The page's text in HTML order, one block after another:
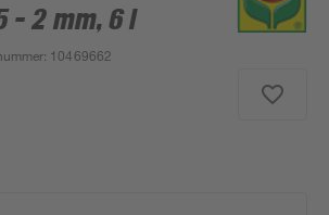
- 2 mm, 6 l
: 10469662